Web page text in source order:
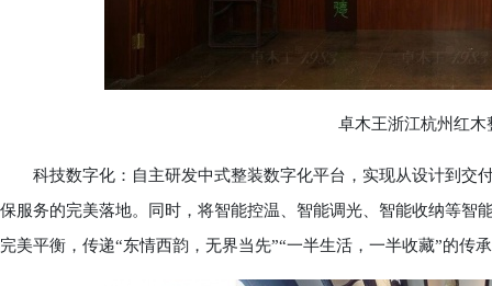
卓木王浙江杭州红木
科技数字化：自主研发中式整装数字化平台，实现从设计到交
保服务的完美落地。同时，将智能控温、智能调光、智能收纳等智
完美平衡，传递“东情西韵，无界当先”“一半生活，一半收藏”的传